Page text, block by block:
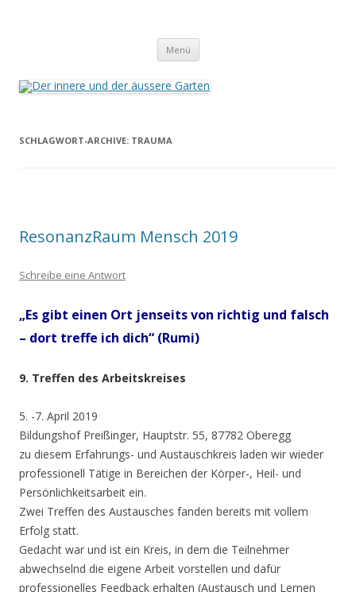
Menü Zum
springen
SCHLAGWORT-ARCHIVE: TRAUMA
ResonanzRaum Mensch 2019
Schreibe eine Antwort
„Es gibt einen Ort jenseits von richtig und falsch
– dort treffe ich dich“ (Rumi)
9. Treffen des Arbeitskreises
5. -7. April 2019
Bildungshof Preißinger, Hauptstr. 55, 87782 Oberegg
zu diesem Erfahrungs- und Austauschkreis laden wir wieder
professionell Tätige in Bereichen der Körper-, Heil- und
Persönlichkeitsarbeit ein.
Zwei Treffen des Austausches fanden bereits mit vollem
Erfolg statt.
Gedacht war und ist ein Kreis, in dem die Teilnehmer
abwechselnd die eigene Arbeit vorstellen und dafür
professionelles Feedback erhalten (Austausch und Lernen